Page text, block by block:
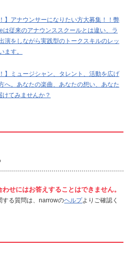
】アナウンサーになりたい方大募集！！弊
は従来のアナウンススクールとは違い、ラ
演をしながら実践型のトークスキルのレッ
ます。
】ミュージシャン、タレント、活動を広げ
へ。あなたの楽曲、あなたの想い、あなた
けてみませんか？
せにはお答えすることはできません。
る質問は、narrowのヘルプよりご確認く